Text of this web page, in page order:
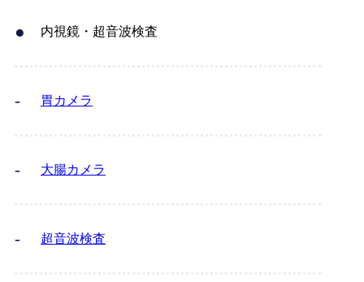
内視鏡・超音波検査
胃カメラ
大腸カメラ
超音波検査